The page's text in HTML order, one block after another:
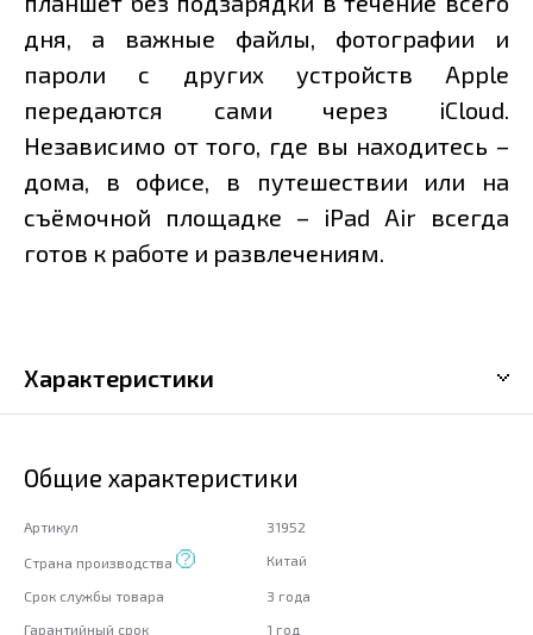
дня, а важные файлы, фотографии и
пароли с других устройств Apple
передаются сами через iCloud.
Независимо от того, где вы находитесь –
дома, в офисе, в путешествии или на
съёмочной площадке – iPad Air всегда
готов к работе и развлечениям.
Характеристики
Общие характеристики
Артикул 31952
Страна производства Китай
Срок службы товара
3 года
Гарантийный срок
1 год